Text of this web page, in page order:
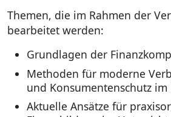
Themen, die im Rahmen der
bearbeitet werden:
Grundlagen der
Methoden für moderne
und Konsumentenschutz
Aktuelle Ansätze für